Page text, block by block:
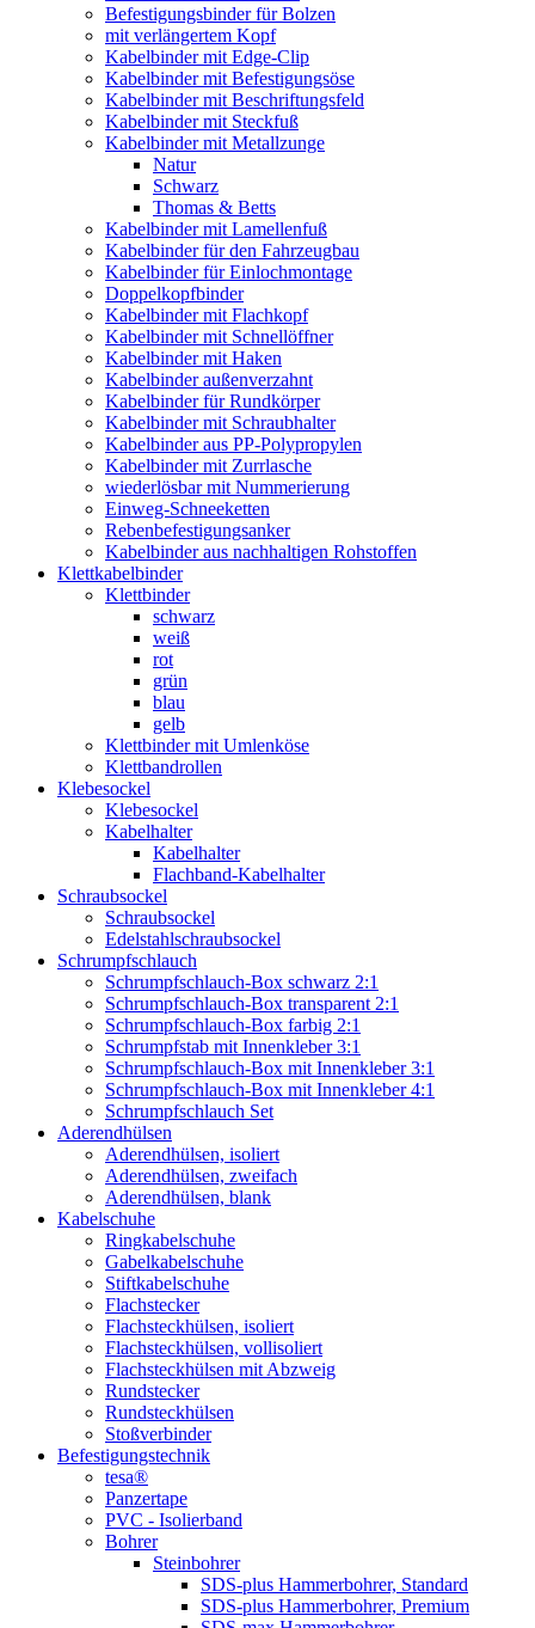
Befestigungsbinder für Bolzen
mit verlängertem Kopf
Kabelbinder mit Edge-Clip
Kabelbinder mit Befestigungsöse
Kabelbinder mit Beschriftungsfeld
Kabelbinder mit Steckfuß
Kabelbinder mit Metallzunge
Natur
Schwarz
Thomas & Betts
Kabelbinder mit Lamellenfuß
Kabelbinder für den Fahrzeugbau
Kabelbinder für Einlochmontage
Doppelkopfbinder
Kabelbinder mit Flachkopf
Kabelbinder mit Schnellöffner
Kabelbinder mit Haken
Kabelbinder außenverzahnt
Kabelbinder für Rundkörper
Kabelbinder mit Schraubhalter
Kabelbinder aus PP-Polypropylen
Kabelbinder mit Zurrlasche
wiederlösbar mit Nummerierung
Einweg-Schneeketten
Rebenbefestigungsanker
Kabelbinder aus nachhaltigen Rohstoffen
Klettkabelbinder
Klettbinder
schwarz
weiß
rot
grün
blau
gelb
Klettbinder mit Umlenköse
Klettbandrollen
Klebesockel
Klebesockel
Kabelhalter
Kabelhalter
Flachband-Kabelhalter
Schraubsockel
Schraubsockel
Edelstahlschraubsockel
Schrumpfschlauch
Schrumpfschlauch-Box schwarz 2:1
Schrumpfschlauch-Box transparent 2:1
Schrumpfschlauch-Box farbig 2:1
Schrumpfstab mit Innenkleber 3:1
Schrumpfschlauch-Box mit Innenkleber 3:1
Schrumpfschlauch-Box mit Innenkleber 4:1
Schrumpfschlauch Set
Aderendhülsen
Aderendhülsen, isoliert
Aderendhülsen, zweifach
Aderendhülsen, blank
Kabelschuhe
Ringkabelschuhe
Gabelkabelschuhe
Stiftkabelschuhe
Flachstecker
Flachsteckhülsen, isoliert
Flachsteckhülsen, vollisoliert
Flachsteckhülsen mit Abzweig
Rundstecker
Rundsteckhülsen
Stoßverbinder
Befestigungstechnik
tesa®
Panzertape
PVC - Isolierband
Bohrer
Steinbohrer
SDS-plus Hammerbohrer, Standard
SDS-plus Hammerbohrer, Premium